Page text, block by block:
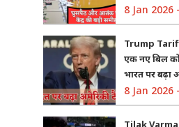
8 Jan 2026
Trump
एक नए बिल
भारत पर बढ़ा
8 Jan 2026
Tilak